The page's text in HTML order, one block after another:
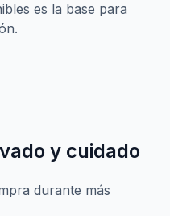
es la base para
y cuidado
durante más